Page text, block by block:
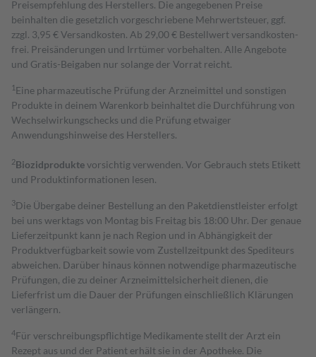
Preisempfehlung des Herstellers. Die angegebenen Preise
beinhalten die gesetzlich vorgeschriebene Mehrwertsteuer, ggf.
zzgl. 3,95 € Versandkosten. Ab 29,00 € Bestell­wert versand­kosten­
frei. Preisänderungen und Irrtümer vorbehalten. Alle Angebote
und Gratis-Beigaben nur solange der Vorrat reicht.
1 Eine pharmazeutische Prüfung der Arzneimittel und sonstigen
Produkte in deinem Warenkorb beinhaltet die Durchführung von
Wechselwirkungschecks und die Prüfung etwaiger
Anwendungshinweise des Herstellers.
2Biozidproduktevorsichtig verwenden. Vor Gebrauch stets Etikett
und Produktinformationen lesen.
3Die Übergabe deiner Bestellung an den Paketdienstleister erfolgt
bei uns werktags von Montag bis Freitag bis 18:00 Uhr. Der genaue
Lieferzeitpunkt kann je nach Region und in Abhängigkeit der
Produktverfügbarkeit sowie vom Zustellzeitpunkt des Spediteurs
abweichen. Darüber hinaus können notwendige pharmazeutische
Prüfungen, die zu deiner Arzneimittelsicherheit dienen, die
Lieferfrist um die Dauer der Prüfungen einschließlich Klärungen
verlängern.
4Für verschreibungspflichtige Medikamente stellt der Arzt ein
Rezept aus und der Patient erhält sie in der Apotheke. Die